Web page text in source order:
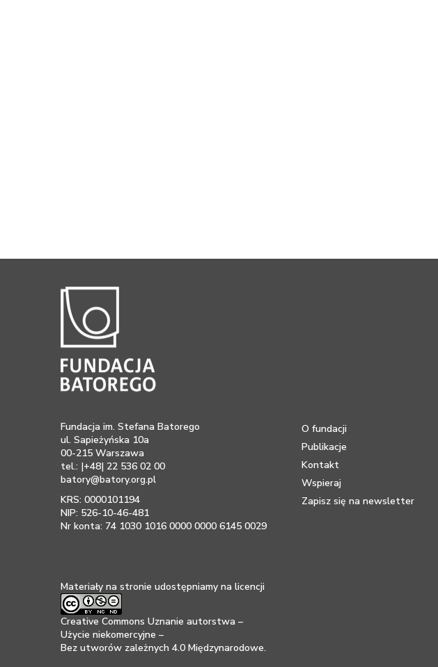
Fundacja im. Stefana Batorego
ul. Sapieżyńska 10a
00-215 Warszawa
tel.: |+48| 22 536 02 00
batory@batory.org.pl
KRS: 0000101194
NIP: 526-10-46-481
Nr konta: 74 1030 1016 0000 0000 6145 0029
Materiały na stronie udostępniamy na licencji
Creative Commons Uznanie autorstwa –
Użycie niekomercyjne –
Bez utworów zależnych 4.0 Międzynarodowe.
O fundacji
Publikacje
Kontakt
Wspieraj
Zapisz się na newsletter